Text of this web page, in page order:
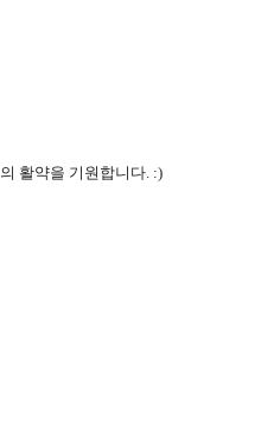
활약을 기원합니다. :)